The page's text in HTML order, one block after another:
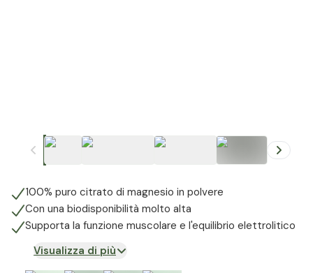
100% puro citrato di magnesio in polvere
Con una biodisponibilità molto alta
Supporta la funzione muscolare e l'equilibrio elettrolitico
Visualizza di più